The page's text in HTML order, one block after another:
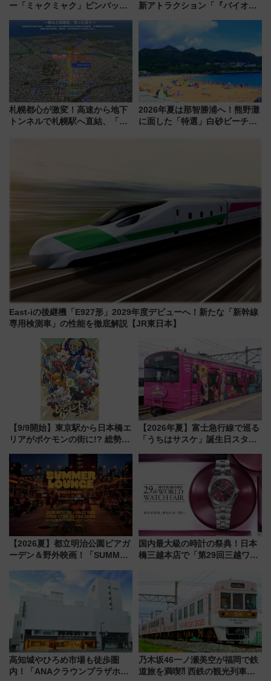
ー「ミャクミャク」ピンバッジ
中旬発売
新アトラクション「『バイオハ
ブ」今秋登場 ―予測不能の恐
怖に泣き叫べ―
札幌都心が激変！高速から地下
トンネルで札幌駅へ直結、「創
2026年夏は那智勝浦へ！熊野灘
に面した「特選」白砂ビーチは
East-iの後継機「E927形」2029年度デビューへ！新たな「新幹線
専用検測車」の性能を徹底解説【JR東日本】
【9/9開始】東京駅から日本橋エ
リアがポケモンの街に!? 総勢
リサーチ」本格謎解き・グッズ
情報まとめ
【2026年夏】富士急行線で巡る
「うちはサスケ」誕生日スタン
定グルメ＆グッズ徹底ガイド
【2026夏】都立明治公園ビアガ
ーデン＆野外映画！「SUMMER
ケジュール 夜風とビール、映画
国内最大級の時計の祭典！日本
橋三越本店で「第29回三越ワー
【2026年8月5日～25日】
高知城やひろめ市場も徒歩圏
内！「ANAクラウンプラザホテ
乃木坂46一ノ瀬美空が福岡で鉄
道旅を満喫⁈ 西鉄の観光列車